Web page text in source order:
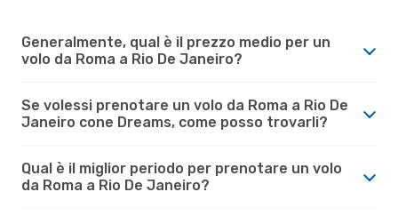
Generalmente, qual è il prezzo medio per un
volo da Roma a Rio De Janeiro?
Se volessi prenotare un volo da Roma a Rio De
Janeiro cone Dreams, come posso trovarli?
Qual è il miglior periodo per prenotare un volo
da Roma a Rio De Janeiro?